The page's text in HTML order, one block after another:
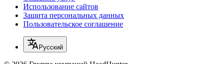
Использование сайтов
Защита персональных данных
Пользовательское соглашение
Русский